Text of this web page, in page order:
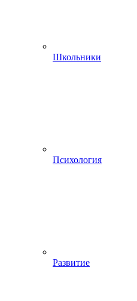
Школьники
Психология
Развитие